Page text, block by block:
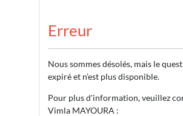
Erreur
Nous sommes désolés, mais le
expiré et n’est plus disponible.
Pour plus d'information, veuillez
Vimla MAYOURA :